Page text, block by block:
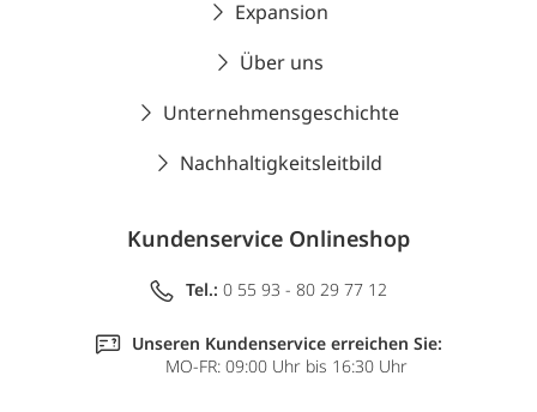
Expansion
Über uns
Unternehmensgeschichte
Nachhaltigkeitsleitbild
Kundenservice Onlineshop
Tel.: 0 55 93 - 80 29 77 12
Unseren Kundenservice erreichen Sie:
MO-FR: 09:00 Uhr bis 16:30 Uhr